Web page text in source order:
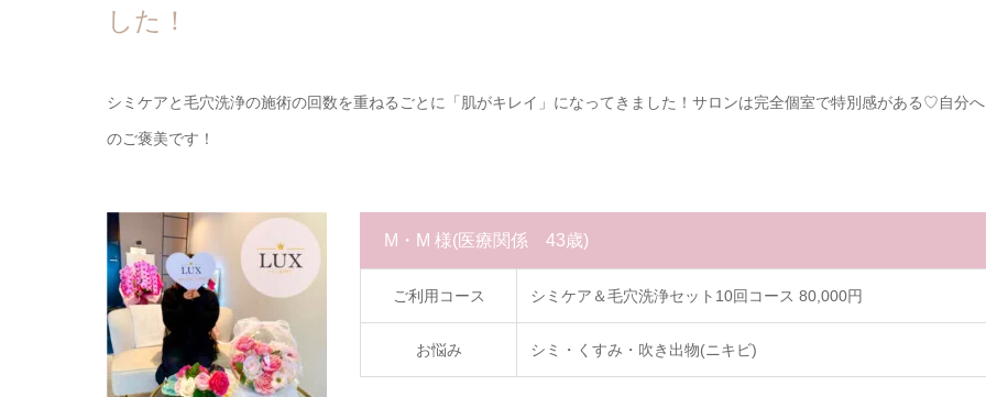
した！
シミケアと毛穴洗浄の施術の回数を重ねるごとに「肌がキレイ」になってきました！サロンは完全個室で特別感がある♡自分へ
のご褒美です！
M・M 様(医療関係 43歳)
ご利用コース シミケア＆毛穴洗浄セット10回コース 80,000円
お悩み シミ・くすみ・吹き出物(ニキビ)